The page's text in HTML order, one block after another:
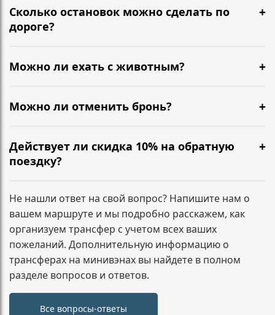
для компаний. После оплаты вы получаете
подтверждение, детали поездки и контакты
Сколько остановок можно сделать по
дороге?
Можно сделать короткие остановки по пути — кофе,
туалет, размяться. Обычно 1–2 разумные паузы не
дополнительным адресам, лучше указать это при
бронировании — зафиксируем маршрут заранее.
Можно ли ехать с животным?
Да, можно. Сообщите заранее, чтобы мы
подготовили салон и согласовали формат
Можно ли отменить бронь?
Да. Условия зависят от времени до подачи
минивэна. Напишите нам, и мы сразу подскажем по
вашему заказу.
Действует ли скидка 10% на обратную
поездку?
Да. При бронировании трансфера туда и обратно
скидка 10% на обратный маршрут применяется
автоматически и фиксируется в подтверждении
заказа.
Не нашли ответ на свой вопрос? Напишите нам о
вашем маршруте и мы подробно расскажем, как
организуем трансфер с учетом всех ваших
пожеланий. Дополнительную информацию о
трансферах на минивэнах вы найдете в полном
разделе вопросов и ответов.
Все вопросы-ответы